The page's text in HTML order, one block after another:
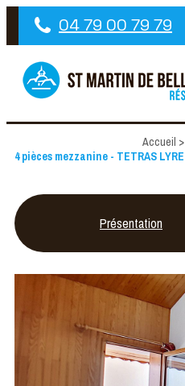
04 79 00 79 79
Accueil >
4 pièces mezzanine - TETRAS LYRE
Présentation